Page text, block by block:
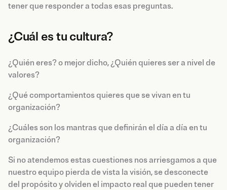
tener que responder a todas esas preguntas.
¿Cuál es tu cultura?
¿Quién eres? o mejor dicho, ¿Quién quieres ser a nivel de
valores?
¿Qué comportamientos quieres que se vivan en tu
organización?
¿Cuáles son los mantras que definirán el día a día en tu
organización?
Si no atendemos estas cuestiones nos arriesgamos a que
nuestro equipo pierda de vista la visión, se desconecte
del propósito y olviden el impacto real que pueden tener